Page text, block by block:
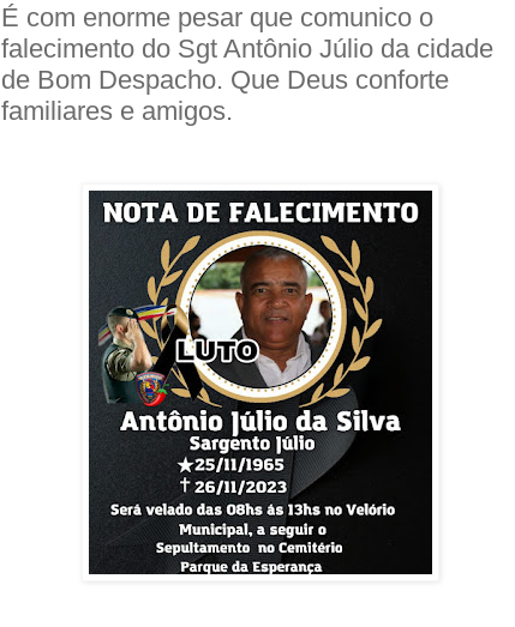
É com enorme pesar que comunico o
falecimento do Sgt Antônio Júlio da cidade
de Bom Despacho. Que Deus conforte
familiares e amigos.